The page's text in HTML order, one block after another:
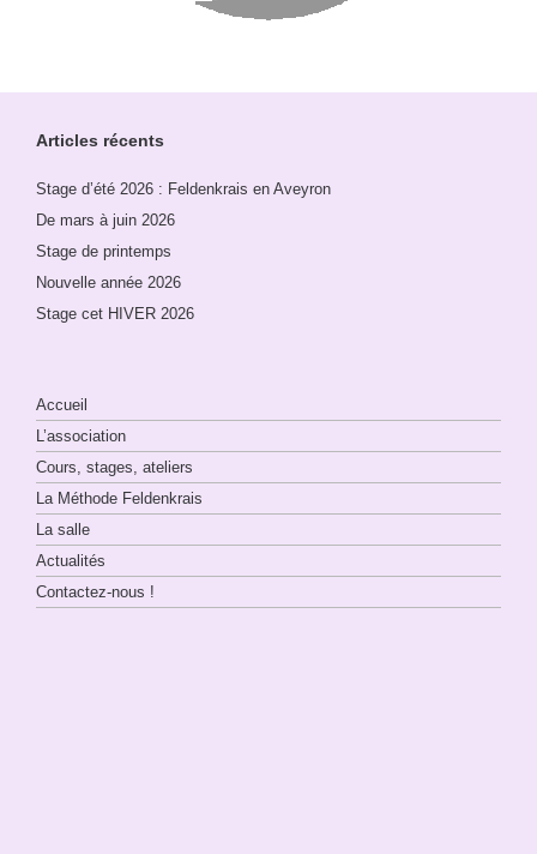
Articles récents
Stage d’été 2026 : Feldenkrais en Aveyron
De mars à juin 2026
Stage de printemps
Nouvelle année 2026
Stage cet HIVER 2026
Accueil
L’association
Cours, stages, ateliers
La Méthode Feldenkrais
La salle
Actualités
Contactez-nous !